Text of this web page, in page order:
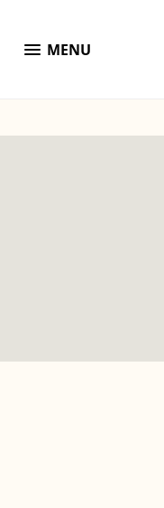
menu MENU